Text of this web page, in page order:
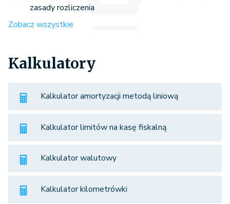
zasady rozliczenia
Zobacz wszystkie
Kalkulatory
Kalkulator amortyzacji metodą liniową
Kalkulator limitów na kasę fiskalną
Kalkulator walutowy
Kalkulator kilometrówki